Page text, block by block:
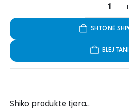
SHTO NË
BLEJ TANI
Shiko produkte tjera...